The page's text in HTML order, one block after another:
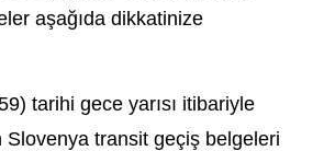
aşağıda dikkatinize
tarihi gece yarısı itibariyle
Slovenya transit geçiş belgeleri